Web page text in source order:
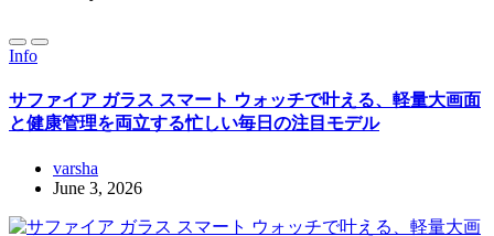
Info
サファイア ガラス スマート ウォッチで叶える、軽量大画面
と健康管理を両立する忙しい毎日の注目モデル
varsha
June 3, 2026